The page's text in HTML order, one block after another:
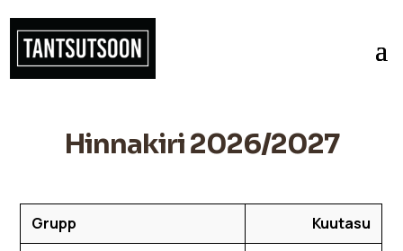
Hinnakiri 2026/2027
Grupp
Kuutasu